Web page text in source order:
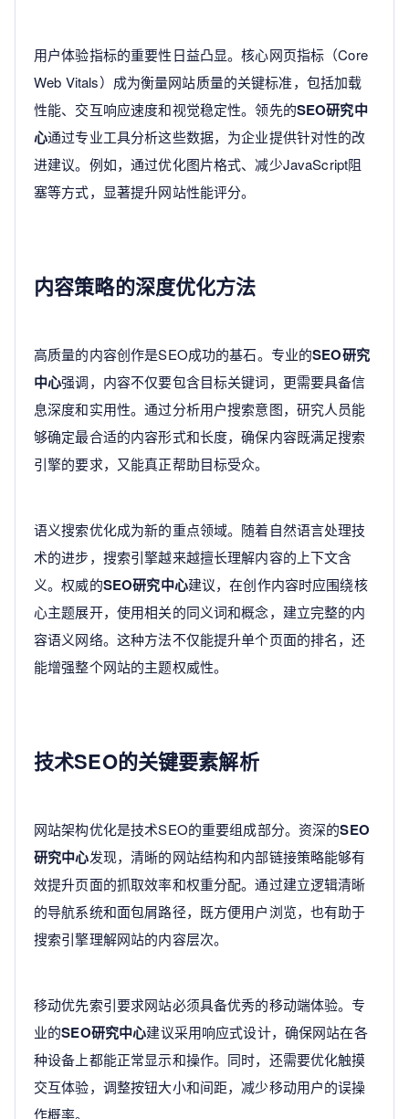
用户体验指标的重要性日益凸显。核心网页指标（Core
Web Vitals）成为衡量网站质量的关键标准，包括加载
性能、交互响应速度和视觉稳定性。领先的SEO研究中
心通过专业工具分析这些数据，为企业提供针对性的改
进建议。例如，通过优化图片格式、减少JavaScript阻
塞等方式，显著提升网站性能评分。
内容策略的深度优化方法
高质量的内容创作是SEO成功的基石。专业的SEO研究
中心强调，内容不仅要包含目标关键词，更需要具备信
息深度和实用性。通过分析用户搜索意图，研究人员能
够确定最合适的内容形式和长度，确保内容既满足搜索
引擎的要求，又能真正帮助目标受众。
语义搜索优化成为新的重点领域。随着自然语言处理技
术的进步，搜索引擎越来越擅长理解内容的上下文含
义。权威的SEO研究中心建议，在创作内容时应围绕核
心主题展开，使用相关的同义词和概念，建立完整的内
容语义网络。这种方法不仅能提升单个页面的排名，还
能增强整个网站的主题权威性。
技术SEO的关键要素解析
网站架构优化是技术SEO的重要组成部分。资深的SEO
研究中心发现，清晰的网站结构和内部链接策略能够有
效提升页面的抓取效率和权重分配。通过建立逻辑清晰
的导航系统和面包屑路径，既方便用户浏览，也有助于
搜索引擎理解网站的内容层次。
移动优先索引要求网站必须具备优秀的移动端体验。专
业的SEO研究中心建议采用响应式设计，确保网站在各
种设备上都能正常显示和操作。同时，还需要优化触摸
交互体验，调整按钮大小和间距，减少移动用户的误操
作概率。